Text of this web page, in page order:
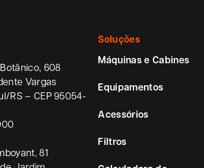
608
Vargas
RS – CEP 95054-
81
Soluções
Máquinas e Cabines
Equipamentos
Acessórios
Filtros